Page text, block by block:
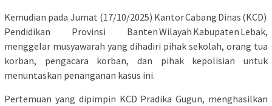
Kemudian pada Jumat (17/10/2025) Kantor Cabang Dinas (KCD)
Pendidikan Provinsi Banten Wilayah Kabupaten Lebak,
menggelar musyawarah yang dihadiri pihak sekolah, orang tua
korban, pengacara korban, dan pihak kepolisian untuk
menuntaskan penanganan kasus ini.
Pertemuan yang dipimpin KCD Pradika Gugun, menghasilkan